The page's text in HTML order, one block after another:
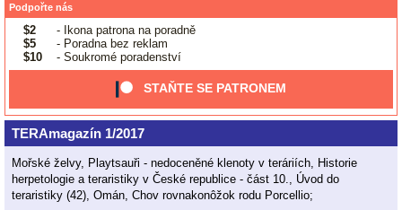
Podpořte nás
$2
- Ikona patrona na poradně
$5
- Poradna bez reklam
$10
- Soukromé poradenství
STAŇTE SE PATRONEM
TERAmagazín 1/2017
Mořské želvy, Playtsauři - nedoceněné klenoty v teráriích, Historie
herpetologie a teraristiky v České republice - část 10., Úvod do
teraristiky (42), Omán, Chov rovnakonôžok rodu Porcellio;